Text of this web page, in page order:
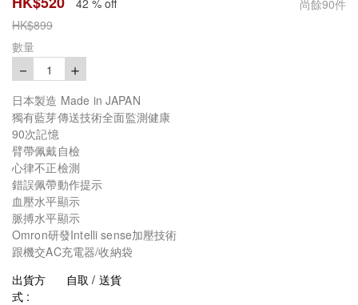
42 % off 尚餘90件
HK$899
數量
－ 1 ＋
日本製造 Made in JAPAN
獨有藍芽傳送技術全面監測健康
90次記憶
臂帶佩戴自檢
心律不正檢測
錯誤佩帶動作提示
血壓水平顯示
脈搏水平顯示
Omron研發Intelli sense加壓技術
跟機交AC充電器/收納袋
出貨方
式 :
自取 / 送貨